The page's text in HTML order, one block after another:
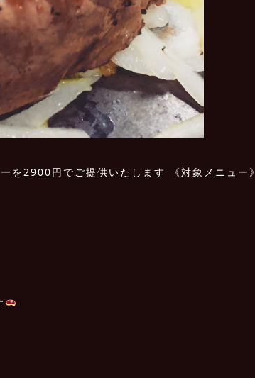
を2900円でご提供いたします 《対象メニュー》